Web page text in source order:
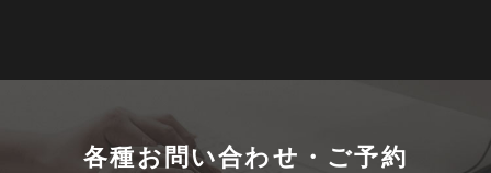
各種お問い合わせ・ご予約